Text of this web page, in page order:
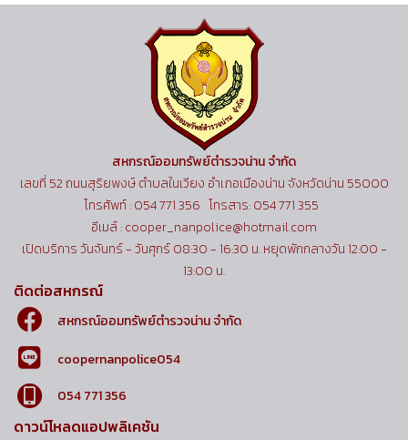
สหกรณ์ออมทรัพย์ตำรวจน่าน จำกัด
เลขที่ 52 ถนนสุริยพงษ์ ตำบลในเวียง อำเภอเมืองน่าน จังหวัดน่าน 55000
โทรศัพท์ : 054 771 356 โทรสาร: 054 771 355
อีเมล์ : cooper_nanpolice@hotmail.com
เปิดบริการ วันจันทร์ - วันศุกร์ 08:30 - 16:30 น. หยุดพักกลางวัน 12:00 -
13:00 น.
ติดต่อสหกรณ์
สหกรณ์ออมทรัพย์ตำรวจน่าน จำกัด
coopernanpolice054
054 771 356
ดาวน์โหลดแอปพลิเคชัน